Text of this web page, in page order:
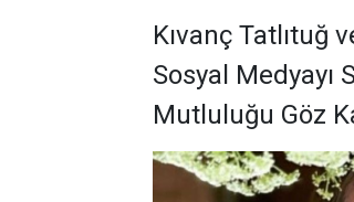
Kıvanç Tatlıtuğ
Sosyal Medyayı
Mutluluğu Göz